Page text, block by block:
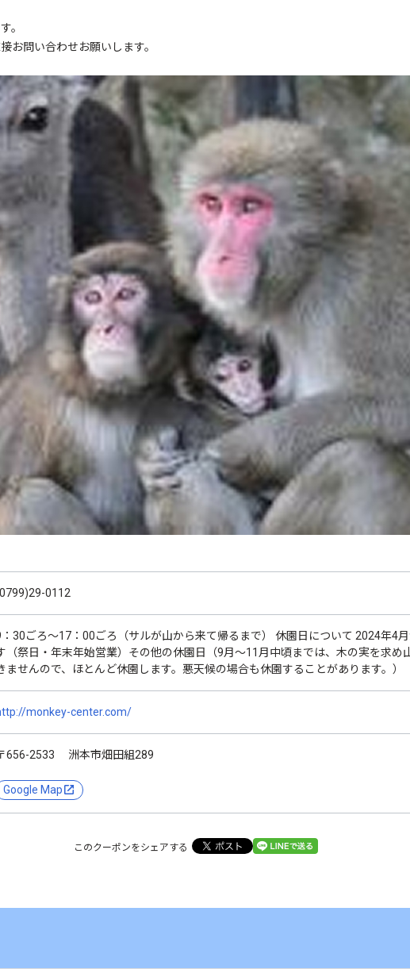
。
お問い合わせお願いします。
0112
30ごろ～17：00ごろ（サルが山から来て帰るまで） 休園日について 2024年4
（祭日・年末年始営業）その他の休園日（9月～11月中頃までは、木の実を求め
ませんので、ほとんど休園します。悪天候の場合も休園することがあります。）
monkey-center.com/
656-2533 洲本市畑田組289
Google Map
このクーポンをシェアする